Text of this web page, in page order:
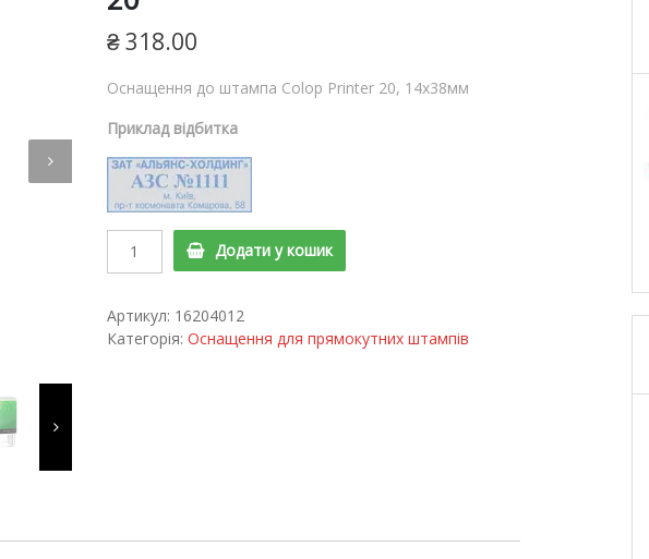
₴318.00
Оснащення до штампа Colop Printer 20, 14х38мм
Приклад відбитка
Оснащення
Printer
20
quantity
Додати у кошик
Артикул: 16204012
Категорія: Оснащення для прямокутних штампів